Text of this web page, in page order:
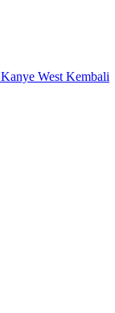
West Kembali